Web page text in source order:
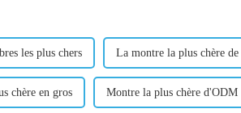
les plus chers La montre la plus chère
chère en gros Montre la plus chère d'ODM